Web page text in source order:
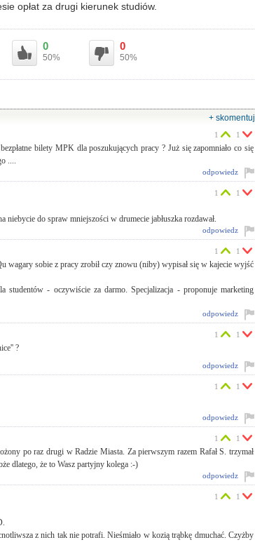
opłat za drugi kierunek studiów.
0
50%
0
50%
+ skomentuj
bilety MPK dla poszukujących pracy ? Już się zapomniało co się
....
1 1
odpowiedz
niebycie do spraw mniejszości w drumecie jabłuszka rozdawał.
1 1
odpowiedz
wagary sobie z pracy zrobił czy znowu (niby) wypisał się w kajecie wyjść
- oczywiście za darmo. Specjalizacja - proponuje marketing
1 1
odpowiedz
?
1 1
odpowiedz
1 1
odpowiedz
po raz drugi w Radzie Miasta. Za pierwszym razem Rafał S. trzymał
dlatego, że to Wasz partyjny kolega :-)
1 1
odpowiedz
z nich tak nie potrafi. Nieśmiało w kozią trąbkę dmuchać. Czyżby
1 1